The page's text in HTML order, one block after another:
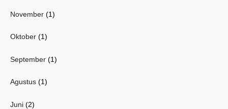
November (1)
Oktober (1)
September (1)
Agustus (1)
Juni (2)